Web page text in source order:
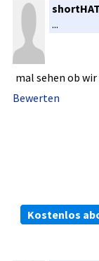
...
mal sehen ob
Bewerten
Kostenlos